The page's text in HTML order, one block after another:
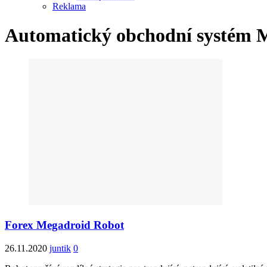
Reklama
Automatický obchodní systém
Forex Megadroid Robot
26.11.2020 juntik 0